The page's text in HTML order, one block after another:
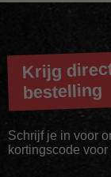
Krijg
bestelling
Schrijf je in voor
kortingscode